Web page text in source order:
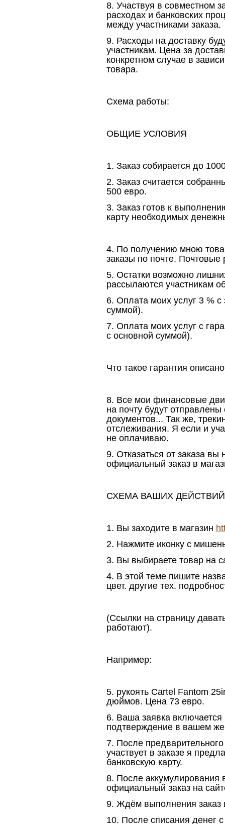
8. Участвуя в совместном
расходах и банковских
между участниками заказа.
9. Расходы на доставку
участникам. Цена за
конкретном случае в
товара.
Схема работы:
ОБЩИЕ УСЛОВИЯ
1. Заказ собираетcя до
2. Заказ считается
500 евро.
3. Заказ готов к
карту необходимых
4. По получению мною
заказы по почте.
5. Остатки возможно
рассылаются участникам
6. Оплата моих услуг 3 % с
суммой).
7. Оплата моих услуг с
с основной суммой).
Что такое гарантия
8. Все мои финансовые
на почту будут
документов... Так же,
отслеживания. Я если и
не оплачиваю.
9. Отказаться от заказа
официальный заказ в
СХЕМА ВАШИХ ДЕЙСТВИЙ
1. Вы заходите в магазин
2. Нажмите иконку с
3. Вы выбираете товар на
4. В этой теме пишите
цвет. другие тех.
(Ссылки на страницу
работают).
Например:
5. рукоять Cartel Fantom
дюймов. Цена 73 евро.
6. Ваша заявка
подтверждение в вашем же
7. После
участвует в заказе я
банковскую карту.
8. После аккумулирования
официальный заказ на
9. Ждём выполнения заказ
10. После списания денег